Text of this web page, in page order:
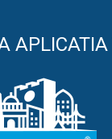
APLICATIA